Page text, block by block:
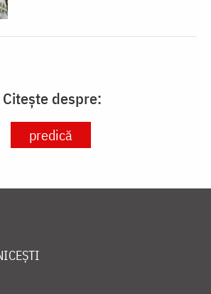
Citește despre:
predică